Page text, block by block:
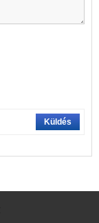
Küldés